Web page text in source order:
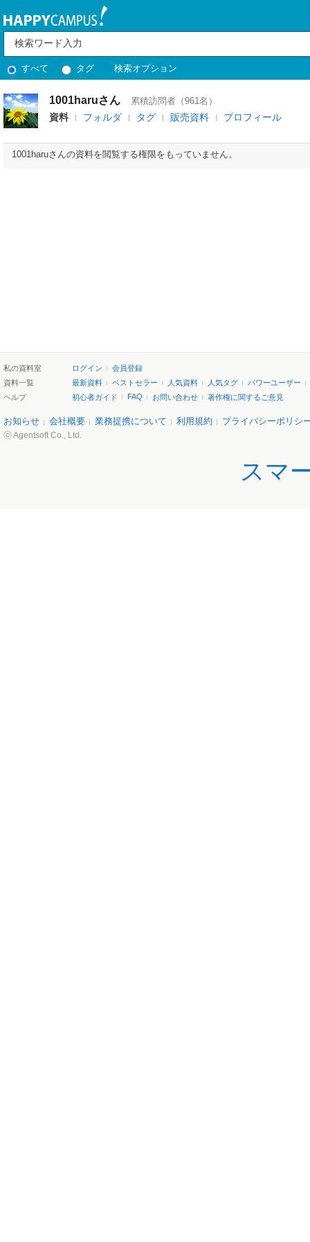
すべて タグ 検索オプション
1001haruさん 累積訪問者（961名）
資料 フォルダ タグ 販売資料 プロフィール
1001haruさんの資料を閲覧する権限をもっていません。
私の資料室 ログイン
会員登録
資料一覧
最新資料 ベストセラー 人気資料 人気タグ
パワーユーザー
ヘルプ
初心者ガイド FAQ お問い合わせ 著作権に関するご意見
お知らせ 会社概要 業務提携について 利用規約 プライバシーポリシ
ⓒ Agentsoft Co., Ltd.
スマ